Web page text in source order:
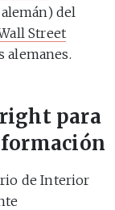
del
Street
alemanes.
para
de Interior